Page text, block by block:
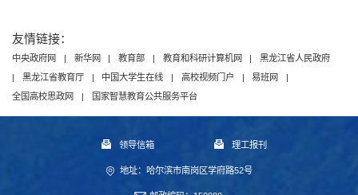
友情链接：
中央政府网 | 新华网 | 教育部 | 教育和科研计算机网 |
黑龙江省人民政府
|
黑龙江省教育厅 | 中国大学生在线 | 高校视频门户 | 易班网
|
全国高校思政网
| 国家智慧教育公共服务平台
领导信箱 理工报刊
地址：哈尔滨市南岗区学府路52号